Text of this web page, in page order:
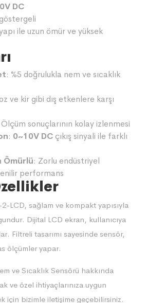
DC
ile uzun ömür ve yüksek
: %5 doğrulukla nem ve sıcaklık
ve kir gibi dış etkenlere karşı
Ölçüm sonuçlarının kolay izlenmesi
: 0~10V DC çıkış sinyali ile farklı
Ömürlü: Zorlu endüstriyel
performans
LCD, sağlam ve kompakt yapısıyla
Dijital LCD ekran, kullanıcıya
Filtreli tasarımı sayesinde sensör,
ölçümler yapar.
ve Sıcaklık Sensörü hakkında
ve özel ihtiyaçlarınıza uygun
için bizimle iletişime geçebilirsiniz.